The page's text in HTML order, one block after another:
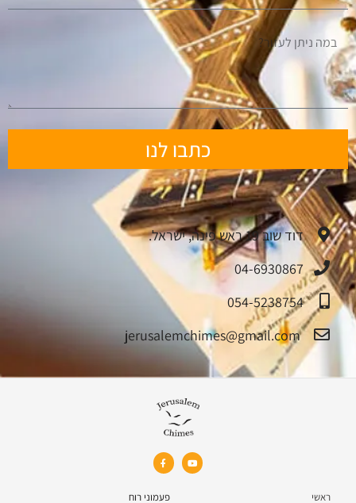
כתבו לנו
דוד שוב 19 ראש פינה, ישראל.
04-6930867
054-5238754
jerusalemchimes@gmail.com‏
ראשי
פעמוני רוח